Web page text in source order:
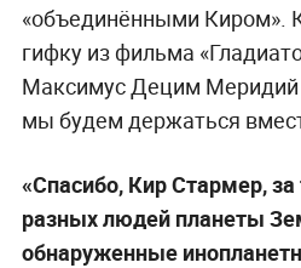
«объединёнными Киром».
гифку из фильма
Максимус Децим Меридий
мы будем держаться
«Спасибо, Кир Стармер,
разных людей планеты
обнаруженные